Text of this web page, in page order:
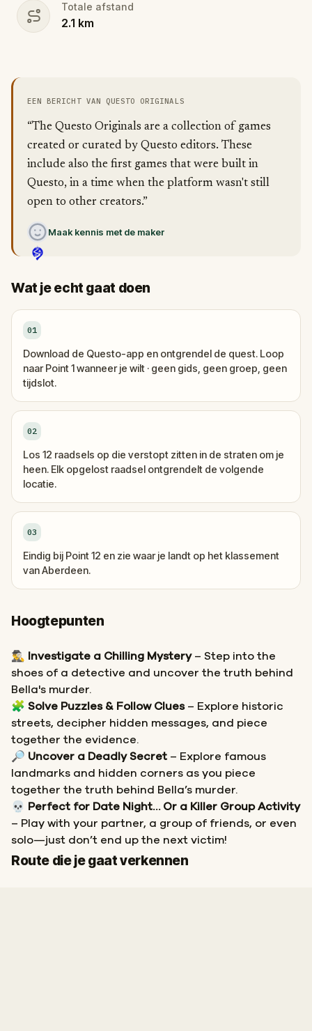
Totale afstand
2.1 km
EEN BERICHT VAN QUESTO ORIGINALS
“The Questo Originals are a collection of games
created or curated by Questo editors. These
include also the first games that were built in
Questo, in a time when the platform wasn't still
open to other creators.”
Maak kennis met de maker
Wat je echt gaat doen
01
Download de Questo-app en ontgrendel de quest. Loop
naar Point 1 wanneer je wilt · geen gids, geen groep, geen
tijdslot.
02
Los 12 raadsels op die verstopt zitten in de straten om je
heen. Elk opgelost raadsel ontgrendelt de volgende
locatie.
03
Eindig bij Point 12 en zie waar je landt op het klassement
van Aberdeen.
Hoogtepunten
🕵️‍♂️ Investigate a Chilling Mystery– Step into the
shoes of a detective and uncover the truth behind
Bella's murder.
🧩 Solve Puzzles & Follow Clues– Explore historic
streets, decipher hidden messages, and piece
together the evidence.
🔎 Uncover a Deadly Secret – Explore famous
landmarks and hidden corners as you piece
together the truth behind Bella’s murder.
💀
Perfect for Date Night… Or a Killer Group Activity
– Play with your partner, a group of friends, or even
solo—just don’t end up the next victim!
Route die je gaat verkennen
Start
Finish